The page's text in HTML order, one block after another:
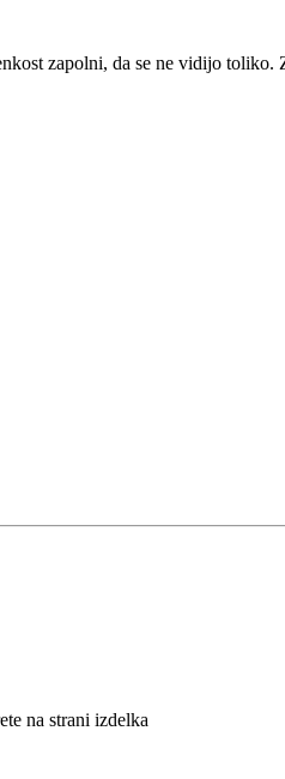
zapolni, da se ne vidijo toliko.
na strani izdelka